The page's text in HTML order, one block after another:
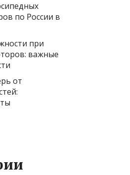
по России в
при
важные
от